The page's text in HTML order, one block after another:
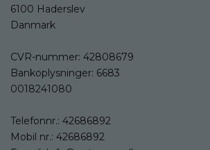
6100 Haderslev
Danmark
CVR-nummer: 42808679
Bankoplysninger: 6683
0018241080
Telefonnr.: 42686892
Mobil nr.: 42686892